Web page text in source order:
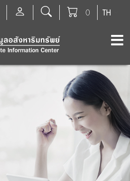
TH
0